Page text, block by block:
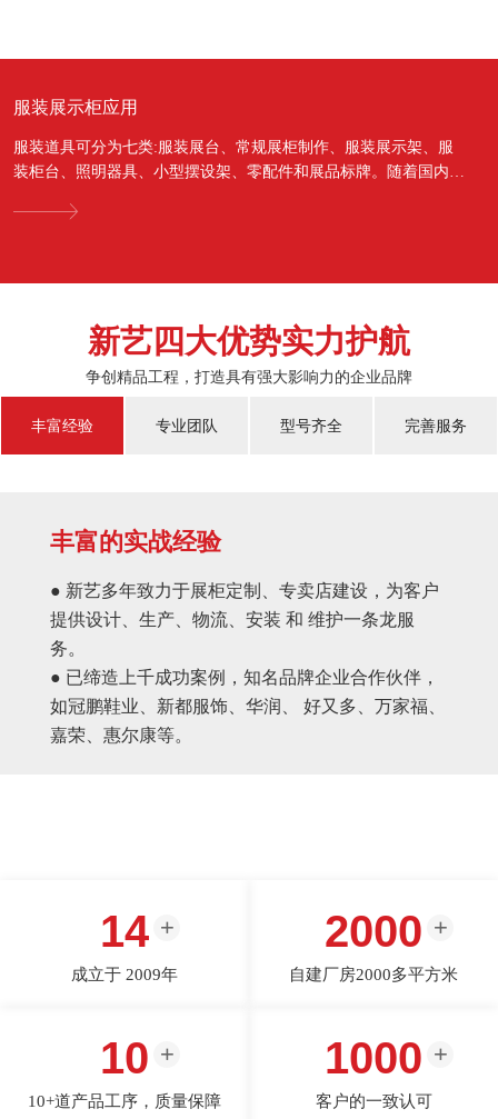
服装展示柜应用
服装道具可分为七类:服装展台、常规展柜制作、服装展示架、服
装柜台、照明器具、小型摆设架、零配件和展品标牌。随着国内经
新艺四大优势实力护航
争创精品工程，打造具有强大影响力的企业品牌
丰富经验 专业团队 型号齐全 完善服务
丰富的实战经验
● 新艺多年致力于展柜定制、专卖店建设，为客户
提供设计、生产、物流、安装 和 维护一条龙服
务。
● 已缔造上千成功案例，知名品牌企业合作伙伴，
如冠鹏鞋业、新都服饰、华润、 好又多、万家福、
嘉荣、惠尔康等。
14
成立于 2009年
2000
自建厂房2000多平方米
10
10+道产品工序，质量保障
1000
客户的一致认可